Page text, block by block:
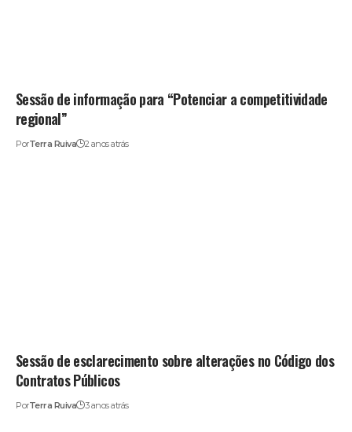
Sessão de informação para “Potenciar a competitividade
regional”
PorTerra Ruiva 2 anos atrás
Sessão de esclarecimento sobre alterações no Código dos
Contratos Públicos
PorTerra Ruiva 3 anos atrás